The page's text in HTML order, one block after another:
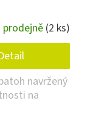
prodejně(2 ks)
navržený
na